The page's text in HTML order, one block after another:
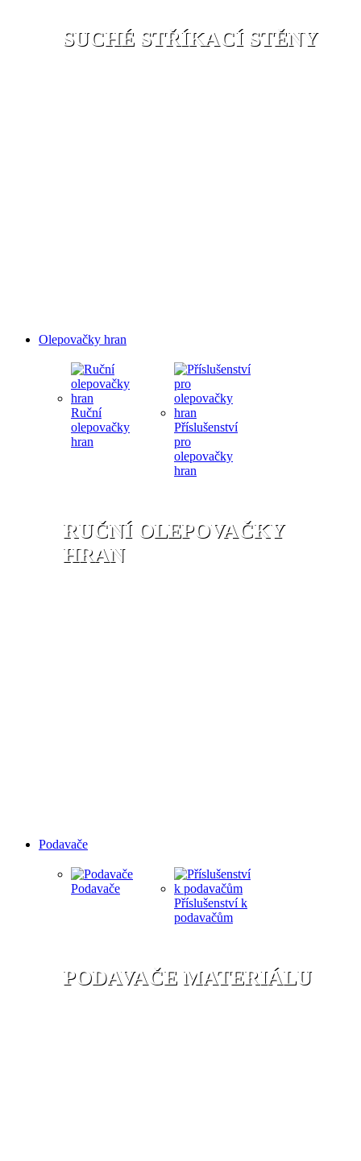
SUCHÉ STŘÍKACÍ STĚNY
Olepovačky hran
Ruční
olepovačky
hran
Příslušenství
pro
olepovačky
hran
RUČNÍ OLEPOVAČKY
HRAN
Podavače
Podavače
Příslušenství k
podavačům
PODAVAČE MATERIÁLU